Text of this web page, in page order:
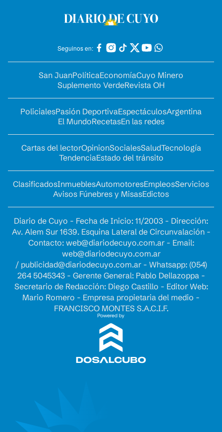
Seguinos en:
San JuanPolíticaEconomíaCuyo Minero
Suplemento VerdeRevista OH
PolicialesPasión DeportivaEspectáculosArgentina
El MundoRecetasEn las redes
Cartas del lectorOpinionSocialesSaludTecnología
TendenciaEstado del tránsito
ClasificadosInmueblesAutomotoresEmpleosServicios
Avisos Fúnebres y MisasEdictos
Diario de Cuyo - Fecha de Inicio: 11/2003 - Dirección:
Av. Alem Sur 1639. Esquina Lateral de Circunvalación -
Contacto: web@diariodecuyo.com.ar- Email:
web@diariodecuyo.com.ar
/ publicidad@diariodecuyo.com.ar- Whatsapp: (054)
264 5045343 - Gerente General: Pablo Dellazoppa -
Secretario de Redacción: Diego Castillo - Editor Web:
Mario Romero - Empresa propietaria del medio -
FRANCISCO MONTES S.A.C.I.F.